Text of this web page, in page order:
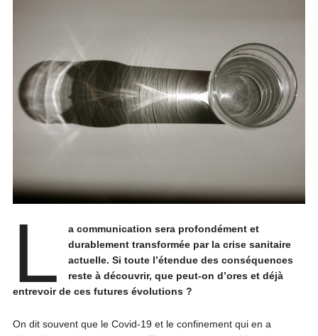
L
a communication sera profondément et
durablement transformée par la crise sanitaire
actuelle. Si toute l’étendue des conséquences
reste à découvrir, que peut-on d’ores et déjà
entrevoir de ces futures évolutions ?
On dit souvent que le Covid-19 et le confinement qui en a